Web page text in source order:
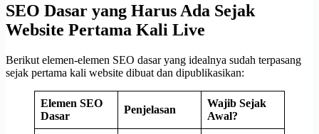
SEO Dasar yang Harus Ada Sejak
Website Pertama Kali Live
Berikut elemen-elemen SEO dasar yang idealnya sudah terpasang
sejak pertama kali website dibuat dan dipublikasikan:
Elemen SEO
Dasar
Penjelasan
Wajib Sejak
Awal?